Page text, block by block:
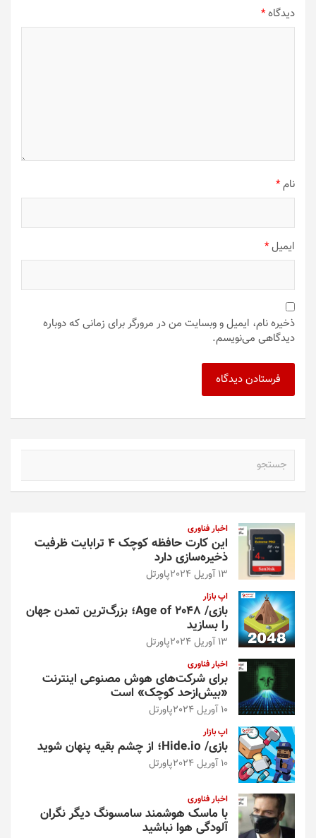
دیدگاه*
نام*
ایمیل*
ذخیره نام، ایمیل و وبسایت من در مرورگر برای زمانی که دوباره
دیدگاهی می‌نویسم.
اخبار فناوری
این کارت حافظه کوچک ۴ ترابایت ظرفیت
ذخیره‌سازی دارد
13 آوریل 2024 پاورتل
اپ بازار
بازی/ Age of 2048؛ بزرگ‌ترین تمدن جهان
را بسازید
13 آوریل 2024 پاورتل
اخبار فناوری
برای شرکت‌های هوش مصنوعی اینترنت
«بیش‌از‌حد کوچک» است
10 آوریل 2024 پاورتل
اپ بازار
بازی/ Hide.io؛ از چشم بقیه پنهان شوید
10 آوریل 2024 پاورتل
اخبار فناوری
با ماسک هوشمند سامسونگ دیگر نگران
آلودگی هوا نباشید